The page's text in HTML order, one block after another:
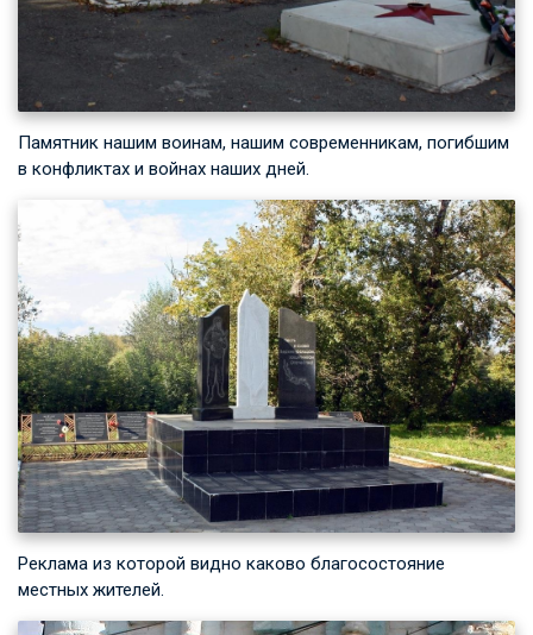
Памятник нашим воинам, нашим современникам, погибшим
в конфликтах и войнах наших дней.
Реклама из которой видно каково благосостояние
местных жителей.